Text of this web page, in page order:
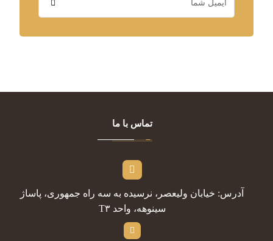
تماس با ما
آدرس: خیابان ولیعصر، نرسیده به سه راه جمهوری، پاساژ
سینوهه، واحد T۳